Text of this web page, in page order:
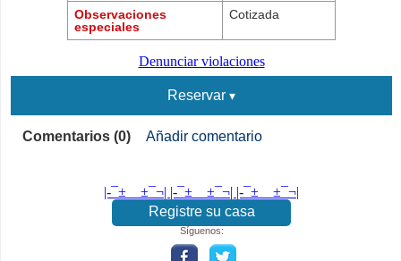
Observaciones
especiales
Cotizada
Denunciar violaciones
Reservar
Comentarios (0) Añadir comentario
|-¯±­__­±¯¬| |-¯±­__­±¯¬| |-¯±­__­±¯¬|
Registre su casa
Síguenos: